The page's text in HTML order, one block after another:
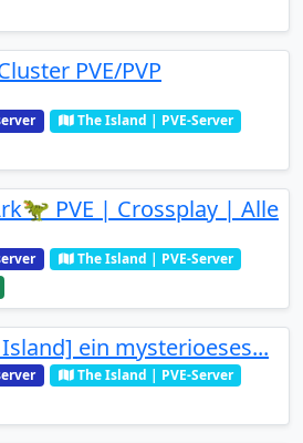
PVE/PVP
The Island | PVE-Server
PVE | Crossplay | Alle
The Island | PVE-Server
Island] ein mysterioeses...
The Island | PVE-Server